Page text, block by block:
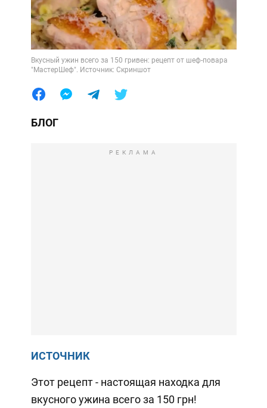
Вкусный ужин всего за 150 гривен: рецепт от шеф-повара
"МастерШеф". Источник: Скриншот
БЛОГ
РЕКЛАМА
ИСТОЧНИК
Этот рецепт - настоящая находка для
вкусного ужина всего за 150 грн!